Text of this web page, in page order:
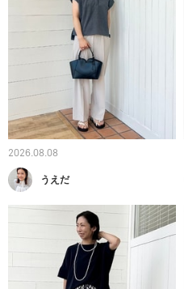
2026.08.08
うえだ